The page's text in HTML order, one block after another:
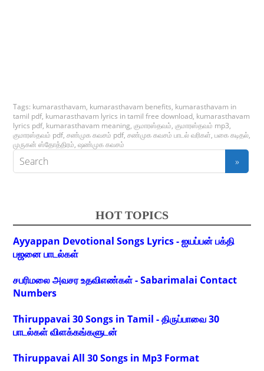
Tags: kumarasthavam, kumarasthavam benefits, kumarasthavam in
tamil pdf, kumarasthavam lyrics in tamil free download, kumarasthavam
lyrics pdf, kumarasthavam meaning,குமாரஸ்தவம்,குமாரஸ்தவம் mp3,
குமாரஸ்தவம் pdf,சண்முக கவசம் pdf,சண்முக கவசம் பாடல் வரிகள்,பகை கடிதல்,
முருகன் ஸ்தோத்திரம்,ஷண்முக கவசம்
HOT TOPICS
Ayyappan Devotional Songs Lyrics - ஐயப்பன் பக்தி
பஜனை பாடல்கள்
சபரிமலை அவசர உதவிஎண்கள் - Sabarimalai Contact
Numbers
Thiruppavai 30 Songs in Tamil - திருப்பாவை 30
பாடல்கள் விளக்கங்களுடன்
Thiruppavai All 30 Songs in Mp3 Format